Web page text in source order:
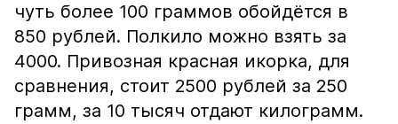
чуть более 100 граммов обойдётся в
850 рублей. Полкило можно взять за
4000. Привозная красная икорка, для
сравнения, стоит 2500 рублей за 250
грамм, за 10 тысяч отдают килограмм.